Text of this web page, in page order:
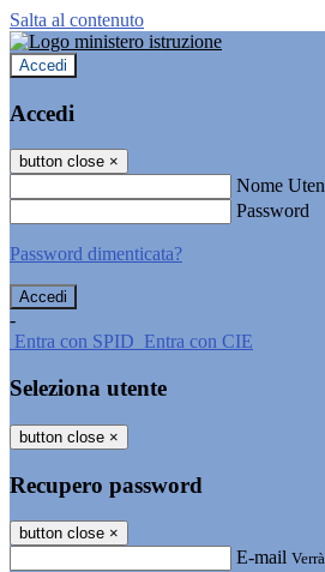
Salta al contenuto
Accedi
Accedi
button close ×
Nome
Password
Password dimenticata?
-
Entra con SPID Entra con CIE
Seleziona utente
button close ×
Recupero password
button close ×
E-mail